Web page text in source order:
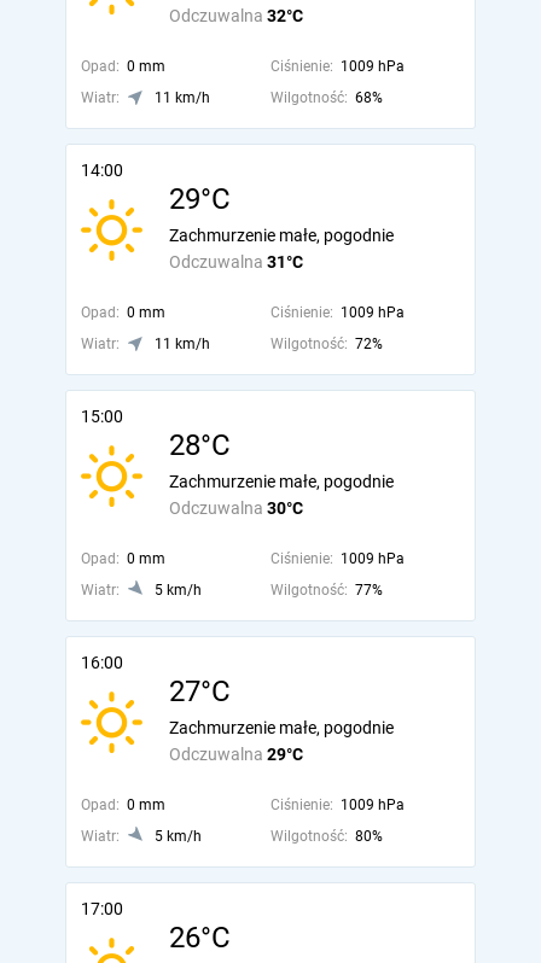
Odczuwalna 32°C
Opad: 0 mm Ciśnienie: 1009 hPa
Wiatr:
11 km/h Wilgotność: 68%
14:00
29°C
Odczuwalna 31°C
Zachmurzenie małe, pogodnie
Opad: 0 mm Ciśnienie: 1009 hPa
Wiatr:
11 km/h Wilgotność: 72%
15:00
28°C
Odczuwalna 30°C
Zachmurzenie małe, pogodnie
Opad: 0 mm Ciśnienie: 1009 hPa
Wiatr:
5 km/h Wilgotność: 77%
16:00
27°C
Odczuwalna 29°C
Zachmurzenie małe, pogodnie
Opad: 0 mm Ciśnienie: 1009 hPa
Wiatr:
5 km/h Wilgotność: 80%
17:00
26°C